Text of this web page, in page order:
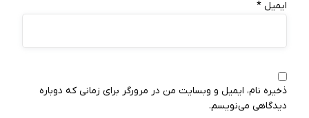
ایمیل *
ذخیره نام، ایمیل و وبسایت من در مرورگر برای زمانی که دوباره
دیدگاهی می‌نویسم.